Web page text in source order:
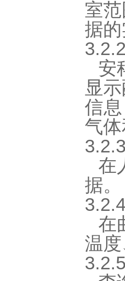
室
据
安
显
信
气
在
据。
在
温